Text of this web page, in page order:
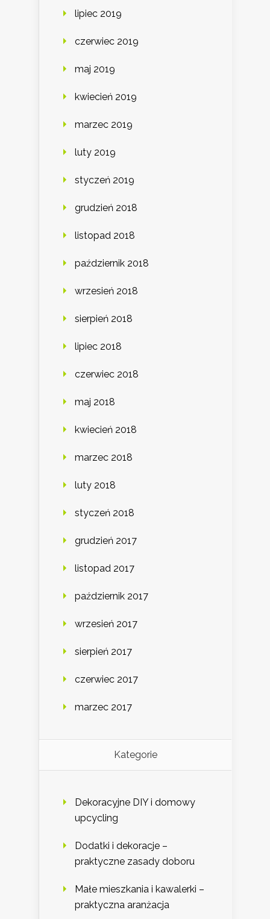
lipiec 2019
czerwiec 2019
maj 2019
kwiecień 2019
marzec 2019
luty 2019
styczeń 2019
grudzień 2018
listopad 2018
październik 2018
wrzesień 2018
sierpień 2018
lipiec 2018
czerwiec 2018
maj 2018
kwiecień 2018
marzec 2018
luty 2018
styczeń 2018
grudzień 2017
listopad 2017
październik 2017
wrzesień 2017
sierpień 2017
czerwiec 2017
marzec 2017
Kategorie
Dekoracyjne DIY i domowy
upcycling
Dodatki i dekoracje –
praktyczne zasady doboru
Małe mieszkania i kawalerki –
praktyczna aranżacja